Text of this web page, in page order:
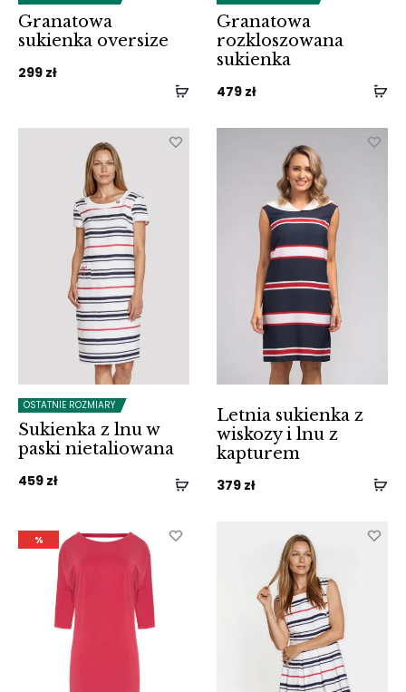
Granatowa
sukienka oversize
299 zł
Granatowa
rozkloszowana
sukienka
479 zł
OSTATNIE ROZMIARY
Sukienka z lnu w
paski nietaliowana
459 zł
Letnia sukienka z
wiskozy i lnu z
kapturem
379 zł
%